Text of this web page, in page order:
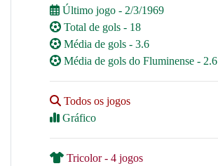
Último jogo - 2/3/1969
Total de gols - 18
Média de gols - 3.6
Média de gols do Fluminense - 2.6
Todos os jogos
Gráfico
Tricolor - 4 jogos